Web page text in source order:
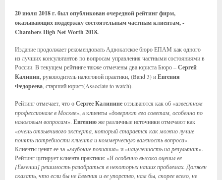
20 июля 2018 г. был опубликован очередной рейтинг фирм,
оказывающих поддержку состоятельным частным клиентам, -
Chambers High Net Worth 2018.
Издание продолжает рекомендовать Адвокатское бюро ЕПАМ как одного
из лучших консультантов по вопросам управления частными состояниями в
России. В текущем рейтинге также отмечены два юриста Бюро –Сергей
Калинин , руководитель налоговой практики, (Band 3) иЕвгения
Федореева , старший юрист(Associate to watch).
Рейтинг отмечает, что оСергее Калининеотзываются как об «известном
профессионале в Москве», а клиенты «доверяют его советам, особенно по
налоговым вопросам». Евгениюже различные источники отмечают как
«очень отзывчивого эксперта, который старается как можно лучше
понять потребности клиента и коммерческую важность вопроса».
Клиенты ценят ее за «глубокие познания» и «нацеленность на результат».
Рейтинг цитирует клиента практики: «Я особенно высоко оценил ее
[Евгении] решимость разобраться в некоторых наших проблемах. Должен
сказать, что если бы не Евгения и ее упорство, нам бы, скорее всего, не